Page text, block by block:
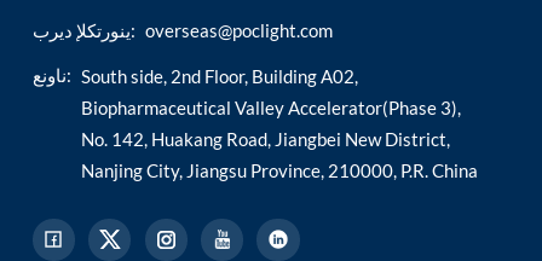
ينورتكلإ ديرب: overseas@poclight.com
ناونع: South side, 2nd Floor, Building A02,
Biopharmaceutical Valley Accelerator(Phase 3),
No. 142, Huakang Road, Jiangbei New District,
Nanjing City, Jiangsu Province, 210000, P.R. China